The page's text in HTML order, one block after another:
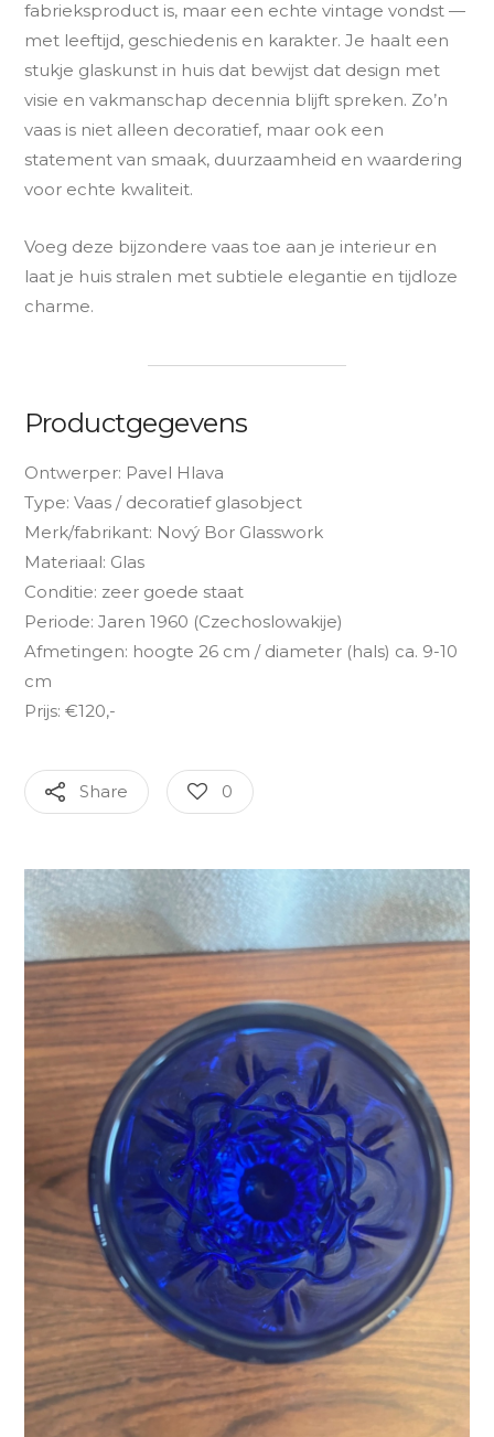
fabrieksproduct is, maar een echte vintage vondst —
met leeftijd, geschiedenis en karakter. Je haalt een
stukje glaskunst in huis dat bewijst dat design met
visie en vakmanschap decennia blijft spreken. Zo’n
vaas is niet alleen decoratief, maar ook een
statement van smaak, duurzaamheid en waardering
voor echte kwaliteit.
Voeg deze bijzondere vaas toe aan je interieur en
laat je huis stralen met subtiele elegantie en tijdloze
charme.
Productgegevens
Ontwerper: Pavel Hlava
Type: Vaas / decoratief glasobject
Merk/fabrikant: Nový Bor Glasswork
Materiaal: Glas
Conditie: zeer goede staat
Periode: Jaren 1960 (Czechoslowakije)
Afmetingen: hoogte 26 cm / diameter (hals) ca. 9-10
cm
Prijs: €120,-
Share 0